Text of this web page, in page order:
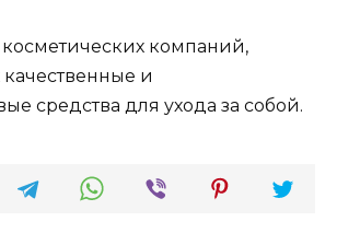
компаний,
и
средства для ухода за собой.